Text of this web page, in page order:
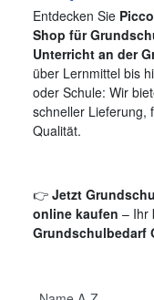
Entdecken Sie
Shop für
Unterricht an der
über Lernmittel bis
oder Schule: Wir
schneller Lieferung,
Qualität.
👉 Jetzt
online kaufen – Ihr
Grundschulbedarf